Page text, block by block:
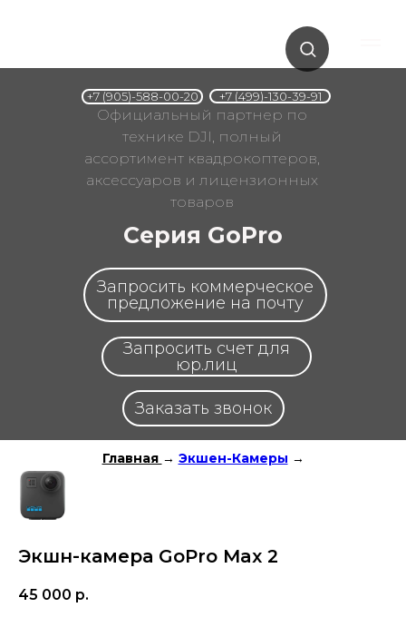
Серия GoPro
Официальный партнер по
технике DJI, полный
ассортимент квадрокоптеров,
аксессуаров и лицензионных
товаров
Заказать звонок
Запросить коммерческое
предложение на почту
Запросить счет для
юр.лиц
+7 (499)-130-39-91
+7 (905)-588-00-20
Главная → Экшен-Камеры →
Экшн-камера GoPro Max 2
45 000 р.